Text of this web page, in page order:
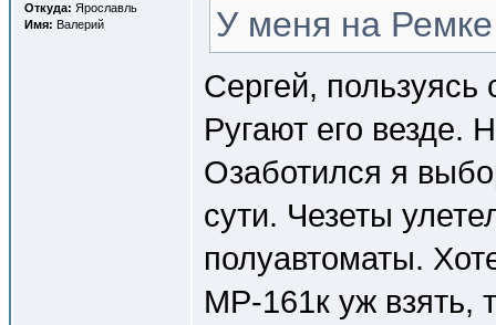
Откуда: Ярославль
Имя: Валерий У меня на Ремке
Сергей,
Ругают его везде.
Озаботился я
сути. Чезеты
полуавтоматы.
МР-161к уж взять,